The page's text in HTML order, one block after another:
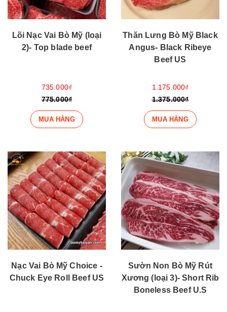
Lõi Nạc Vai Bò Mỹ (loại
2)- Top blade beef
735.000₫
775.000₫
MUA HÀNG
Thăn Lưng Bò Mỹ Black
Angus- Black Ribeye
Beef US
1.175.000₫
1.375.000₫
MUA HÀNG
Nạc Vai Bò Mỹ Choice -
Chuck Eye Roll Beef US
Sườn Non Bò Mỹ Rút
Xương (loại 3)- Short Rib
Boneless Beef U.S